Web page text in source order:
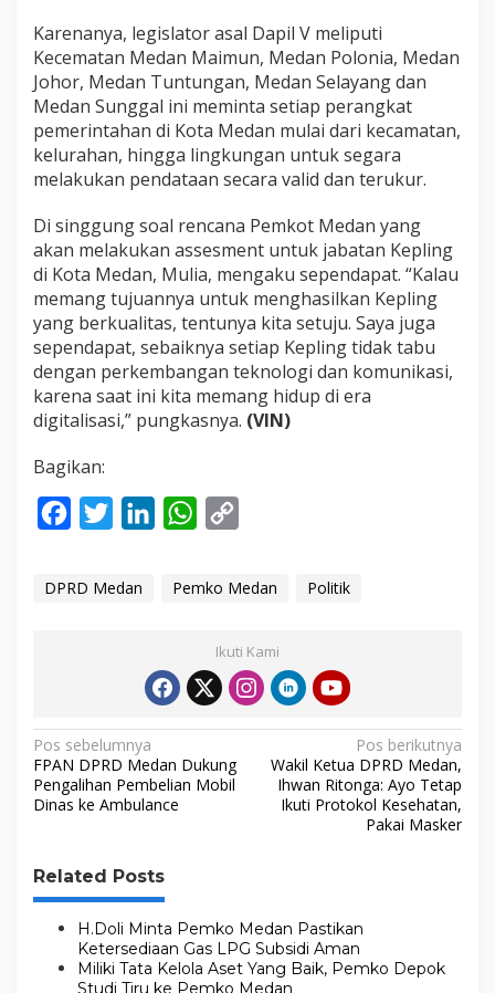
Karenanya, legislator asal Dapil V meliputi
Kecematan Medan Maimun, Medan Polonia, Medan
Johor, Medan Tuntungan, Medan Selayang dan
Medan Sunggal ini meminta setiap perangkat
pemerintahan di Kota Medan mulai dari kecamatan,
kelurahan, hingga lingkungan untuk segara
melakukan pendataan secara valid dan terukur.
Di singgung soal rencana Pemkot Medan yang
akan melakukan assesment untuk jabatan Kepling
di Kota Medan, Mulia, mengaku sependapat. “Kalau
memang tujuannya untuk menghasilkan Kepling
yang berkualitas, tentunya kita setuju. Saya juga
sependapat, sebaiknya setiap Kepling tidak tabu
dengan perkembangan teknologi dan komunikasi,
karena saat ini kita memang hidup di era
digitalisasi,” pungkasnya. (VIN)
Bagikan:
c
k
i
d
I
W
a
A
p
p
L
i
n
DPRD Medan Pemko Medan Politik
Ikuti Kami
N
a
v
g
a
Pos sebelumnya
FPAN DPRD Medan Dukung
Pengalihan Pembelian Mobil
Dinas ke Ambulance
Pos berikutnya
Wakil Ketua DPRD Medan,
Ihwan Ritonga: Ayo Tetap
Ikuti Protokol Kesehatan,
Pakai Masker
Related Posts
H.Doli Minta Pemko Medan Pastikan
Ketersediaan Gas LPG Subsidi Aman
Miliki Tata Kelola Aset Yang Baik, Pemko Depok
Studi Tiru ke Pemko Medan